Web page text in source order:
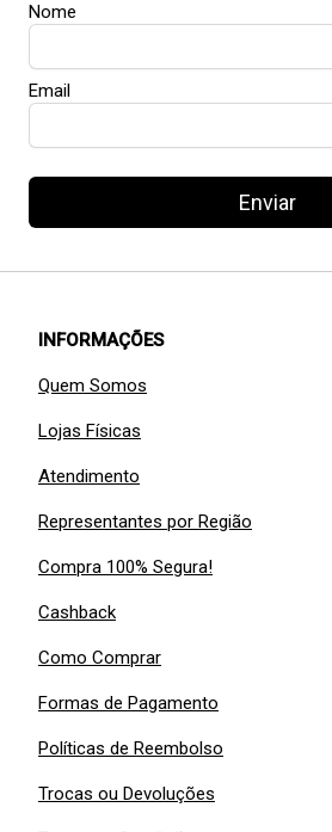
Nome
Email
Enviar
INFORMAÇÕES
Quem Somos
Lojas Físicas
Atendimento
Representantes por Região
Compra 100% Segura!
Cashback
Como Comprar
Formas de Pagamento
Políticas de Reembolso
Trocas ou Devoluções